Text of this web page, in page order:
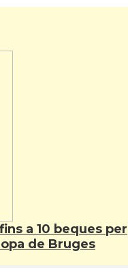
a 10 beques per
de Bruges